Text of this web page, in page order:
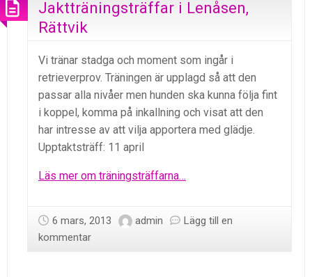
Jaktträningsträffar i Lenåsen,
Rättvik
Vi tränar stadga och moment som ingår i
retrieverprov. Träningen är upplagd så att den
passar alla nivåer men hunden ska kunna följa fint
i koppel, komma på inkallning och visat att den
har intresse av att vilja apportera med glädje.
Upptaktsträff: 11 april
Läs mer om träningsträffarna…
6 mars, 2013 admin
Lägg till en
kommentar